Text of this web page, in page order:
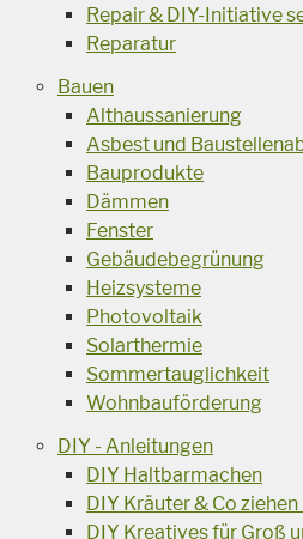
Repair & DIY-Initiative
Reparatur
Bauen
Althaussanierung
Asbest und
Bauprodukte
Dämmen
Fenster
Gebäudebegrünung
Heizsysteme
Photovoltaik
Solarthermie
Sommertauglichkeit
Wohnbauförderung
DIY - Anleitungen
DIY Haltbarmachen
DIY Kräuter & Co
DIY Kreatives für Groß